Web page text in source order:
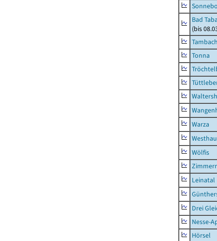
Bad
(bis
Tonna
Warza
Wölfis
Leinatal
Drei
Nesse-
Hörsel